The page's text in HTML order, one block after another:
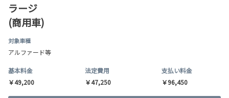
ラージ
(商用車)
対象車種
アルファード等
基本料金
￥49,200
法定費用
￥47,250
支払い料金
￥96,450